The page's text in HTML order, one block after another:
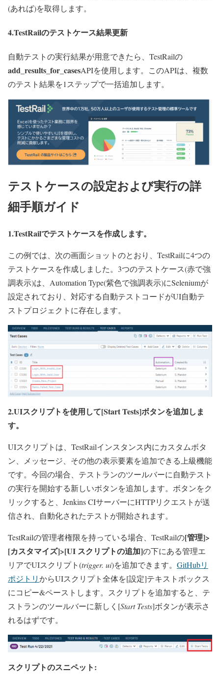
(あれば)を取得します。
4.TestRailのテストケース結果更新
自動テストの実行結果が用意できたら、TestRailの
add_results_for_casesAPIを使用します。このAPIは、複数
のテスト結果を1ステップで一括追加します。
テストケースの設定および実行の詳
細手順ガイド
1.TestRailでテストケースを作成します。
この例では、次の画面ショットのとおり、TestRailに4つの
テストケースを作成しました。3つのテストケース(赤で強
調表示)は、Automation Type(紫色で強調表示)にSeleniumが
設定されており、対応する自動テストコードがUI自動テ
ストプロジェクトに存在します。
2.UIスクリプトを使用して[Start Tests]ボタンを追加しま
す。
UIスクリプトは、TestRailインスタンス内にカスタムボタ
ン、メッセージ、その他の表示要素を追加できる上級機能
です。今回の場合、テストランのツールバーに自動テスト
の実行を開始する新しいボタンを追加します。ボタンをク
リックすると、Jenkins CIサーバーにHTTPリクエストが送
信され、自動化されたテストが開始されます。
TestRailの管理者権限を持っている場合、TestRailの[管理]>
[カスタマイズ]>[UI スクリプトの追加]の下にある管理エ
リアでUIスクリプト(trigger. ui)を追加できます。 GitHubリ
ポジトリからUIスクリプト全体を[設定]テキストボックス
にコピー&ペーストします。スクリプトを追加すると、テ
ストランのツールバーに新しく[Start Tests]ボタンが表示さ
れるはずです。
スクリプトのスニペット: